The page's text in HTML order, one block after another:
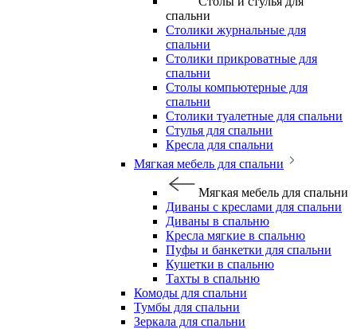
спальни
Столики журнальные для
спальни
Столики прикроватные для
спальни
Столы компьютерные для
спальни
Столики туалетные для спальни
Стулья для спальни
Кресла для спальни
Мягкая мебель для спальни
Мягкая мебель для спальни
Диваны с креслами для спальни
Диваны в спальню
Кресла мягкие в спальню
Пуфы и банкетки для спальни
Кушетки в спальню
Тахты в спальню
Комоды для спальни
Тумбы для спальни
Зеркала для спальни